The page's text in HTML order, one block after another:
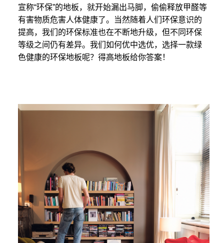
宣称“环保”的地板，就开始漏出马脚，偷偷释放甲醛等
有害物质危害人体健康了。当然随着人们环保意识的
提高，我们的环保标准也在不断地升级，但不同环保
等级之间仍有差异。我们如何优中选优，选择一款绿
色健康的环保地板呢？得高地板给你答案！